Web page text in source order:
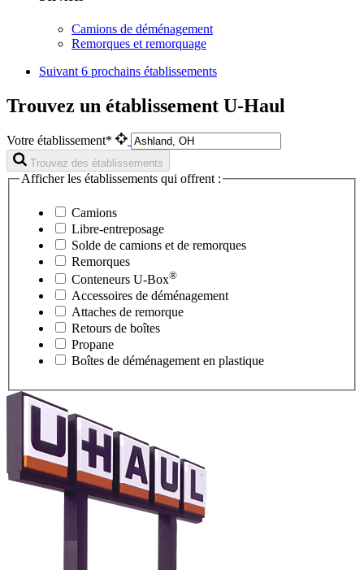
Camions de déménagement
Remorques et remorquage
Suivant 6 prochains établissements
Trouvez un établissement U-Haul
Votre établissement*
Trouvez des établissements
Afficher les établissements qui offrent :
Camions
Libre-entreposage
Solde de camions et de remorques
Remorques
Conteneurs U-Box®
Accessoires de déménagement
Attaches de remorque
Retours de boîtes
Propane
Boîtes de déménagement en plastique